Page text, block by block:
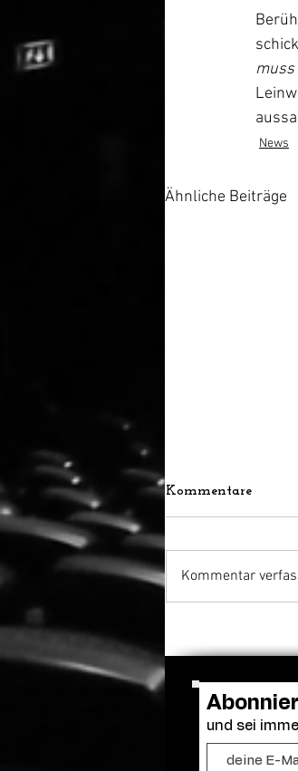
muss
News
Ähnliche Beiträge
Zurich Film
Kommentare
Kommentar
und sei